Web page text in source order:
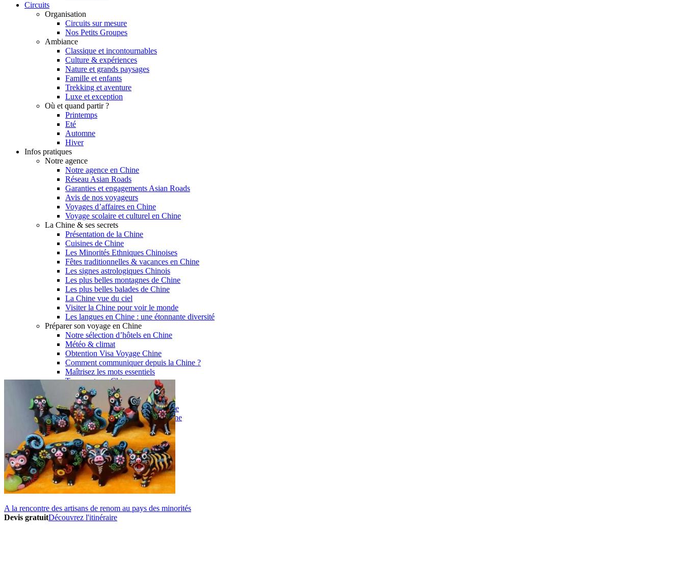
Circuits
Organisation
Circuits sur mesure
Nos Petits Groupes
Ambiance
Classique et incontournables
Culture & expériences
Nature et grands paysages
Famille et enfants
Trekking et aventure
Luxe et exception
Où et quand partir ?
Printemps
Eté
Automne
Hiver
Infos pratiques
Notre agence
Notre agence en Chine
Réseau Asian Roads
Garanties et engagements Asian Roads
Avis de nos voyageurs
Voyages d’affaires en Chine
Voyage scolaire et culturel en Chine
La Chine & ses secrets
Présentation de la Chine
Cuisines de Chine
Les Minorités Ethniques Chinoises
Fêtes traditionnelles & vacances en Chine
Les signes astrologiques Chinois
Les plus belles montagnes de Chine
Les plus belles balades de Chine
La Chine vue du ciel
Visiter la Chine pour voir le monde
Les langues en Chine : une étonnante diversité
Préparer son voyage en Chine
Notre sélection d’hôtels en Chine
Météo & climat
Obtention Visa Voyage Chine
Comment communiquer depuis la Chine ?
Maîtrisez les mots essentiels
Transports en Chine
Vols directs vers la Chine
Voyager en train
Voyager en Chine avec votre drone
Vaccins pour votre voyage en Chine
Mal des montagnes
Demande d’info
09 83 07 44 60
A la rencontre des artisans de renom au pays des minorités
Devis gratuitDécouvrez l'itinéraire